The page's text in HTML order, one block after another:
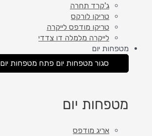
ג'קרד תחרה
טריקו לורקס
טריקו מודפס לייקרה
לייקרה מלמלה דו צדדי
מטפחות יום
סגור מטפחות יום פתח מטפחות יום
מטפחות יום
אריג מודפס